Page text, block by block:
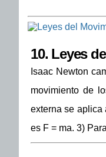
10. Leyes
Isaac Newton
movimiento de
externa se aplica
es F = ma. 3)